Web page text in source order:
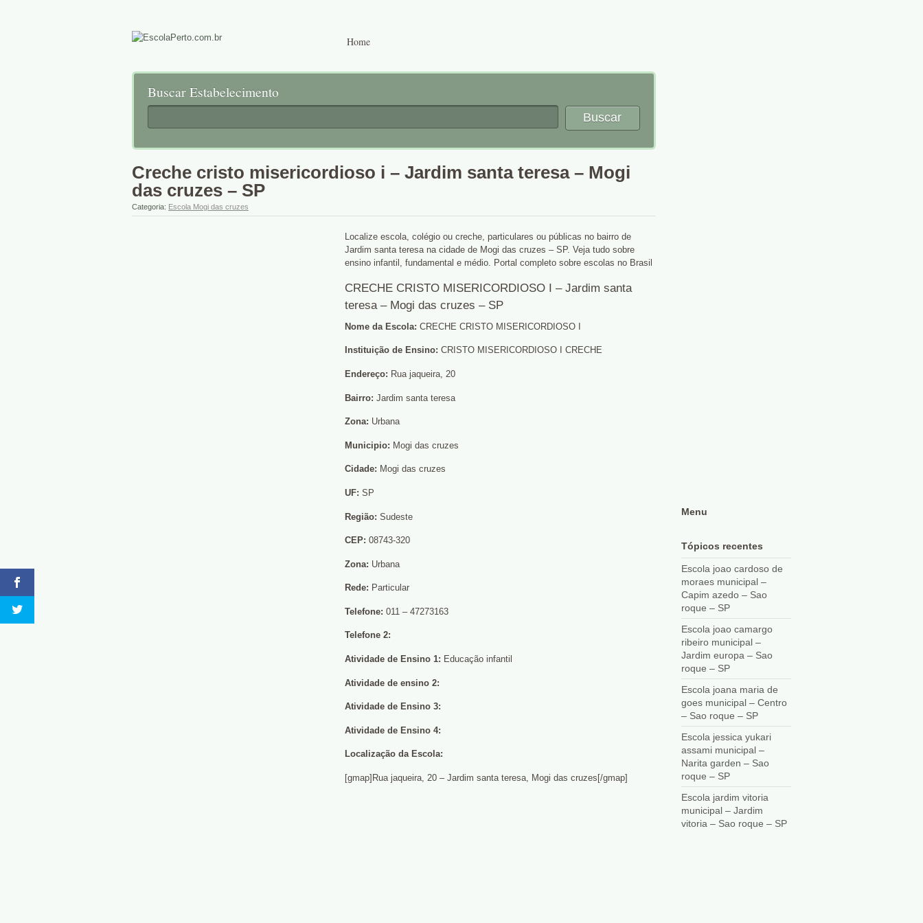
Home
Buscar Estabelecimento
Buscar
Creche cristo misericordioso i – Jardim santa teresa – Mogi
das cruzes – SP
Categoria: Escola Mogi das cruzes
Localize escola, colégio ou creche, particulares ou públicas no bairro de
Jardim santa teresa na cidade de Mogi das cruzes – SP. Veja tudo sobre
ensino infantil, fundamental e médio. Portal completo sobre escolas no Brasil
CRECHE CRISTO MISERICORDIOSO I – Jardim santa
teresa – Mogi das cruzes – SP
Nome da Escola: CRECHE CRISTO MISERICORDIOSO I
Instituição de Ensino: CRISTO MISERICORDIOSO I CRECHE
Endereço: Rua jaqueira, 20
Bairro: Jardim santa teresa
Zona: Urbana
Municipio: Mogi das cruzes
Cidade: Mogi das cruzes
UF: SP
Região: Sudeste
CEP: 08743-320
Zona: Urbana
Rede: Particular
Telefone: 011 – 47273163
Telefone 2:
Atividade de Ensino 1: Educação infantil
Atividade de ensino 2:
Atividade de Ensino 3:
Atividade de Ensino 4:
Localização da Escola:
[gmap]Rua jaqueira, 20 – Jardim santa teresa, Mogi das cruzes[/gmap]
Menu
Tópicos recentes
Escola joao cardoso de
moraes municipal –
Capim azedo – Sao
roque – SP
Escola joao camargo
ribeiro municipal –
Jardim europa – Sao
roque – SP
Escola joana maria de
goes municipal – Centro
– Sao roque – SP
Escola jessica yukari
assami municipal –
Narita garden – Sao
roque – SP
Escola jardim vitoria
municipal – Jardim
vitoria – Sao roque – SP